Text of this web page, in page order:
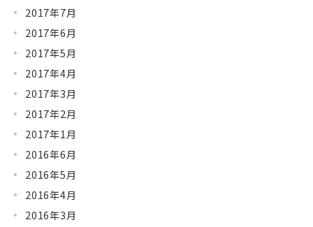
2017年7月
2017年6月
2017年5月
2017年4月
2017年3月
2017年2月
2017年1月
2016年6月
2016年5月
2016年4月
2016年3月